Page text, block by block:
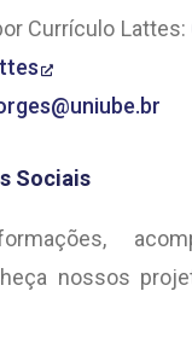
Currículo Lattes:
Sociais
nossos